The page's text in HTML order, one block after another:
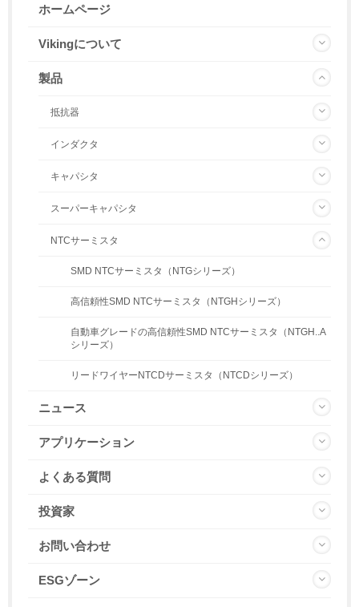
ホームページ
Vikingについて
製品
抵抗器
インダクタ
キャパシタ
スーパーキャパシタ
NTCサーミスタ
SMD NTCサーミスタ（NTGシリーズ）
高信頼性SMD NTCサーミスタ（NTGHシリーズ）
自動車グレードの高信頼性SMD NTCサーミスタ（NTGH..A
シリーズ）
リードワイヤーNTCDサーミスタ（NTCDシリーズ）
ニュース
アプリケーション
よくある質問
投資家
お問い合わせ
ESGゾーン